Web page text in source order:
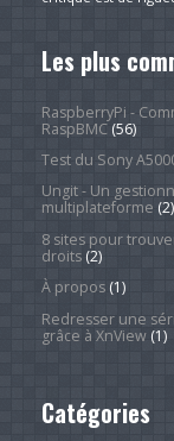
Les plus
RaspberryPi -
RaspBMC(56)
Test du Sony
Ungit - Un
multiplateforme (2)
8 sites pour
droits(2)
À propos(1)
Redresser une
grâce à XnView(1)
Catégories